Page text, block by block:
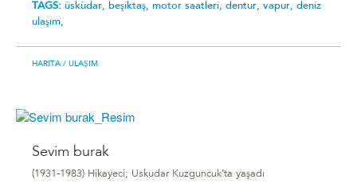
TAGS: üsküdar, beşiktaş, motor saatleri, dentur, vapur, deniz
ulaşım,
HARITA / ULAŞIM
Sevim burak
(1931-1983) Hikayeci; Uskudar Kuzguncuk’ta yaşadı